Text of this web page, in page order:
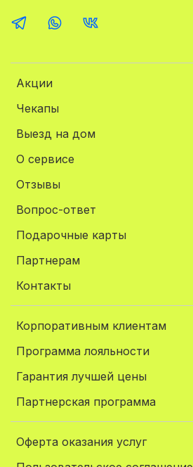
Акции
Чекапы
Выезд на дом
О сервисе
Отзывы
Вопрос-ответ
Подарочные карты
Партнерам
Контакты
Корпоративным клиентам
Программа лояльности
Гарантия лучшей цены
Партнерская программа
Оферта оказания услуг